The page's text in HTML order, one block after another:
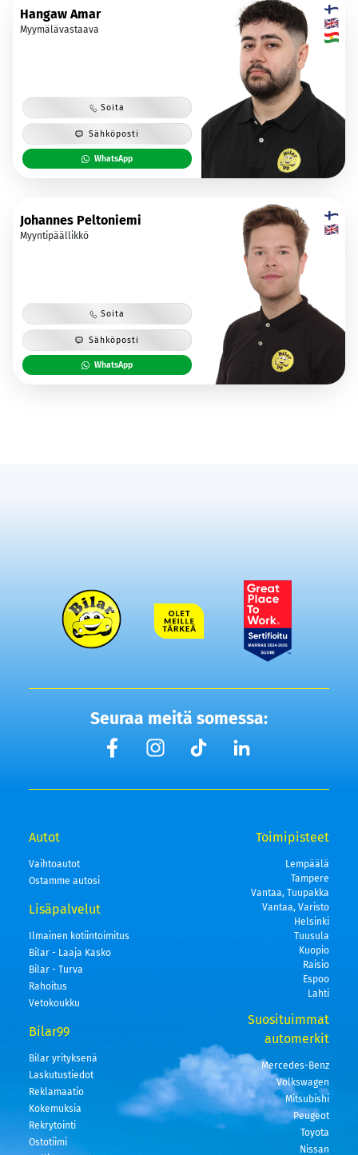
Hangaw Amar
Myymälävastaava
Soita
Sähköposti
WhatsApp
Johannes Peltoniemi
Myyntipäällikkö
Soita
Sähköposti
WhatsApp
Seuraa meitä somessa:
Autot
Vaihtoautot
Ostamme autosi
Lisäpalvelut
Ilmainen kotiintoimitus
Bilar - Laaja Kasko
Bilar - Turva
Rahoitus
Vetokoukku
Bilar99
Bilar yrityksenä
Laskutustiedot
Reklamaatio
Kokemuksia
Rekrytointi
Ostotiimi
Toimipisteet
Lempäälä
Tampere
Vantaa, Tuupakka
Vantaa, Varisto
Helsinki
Tuusula
Kuopio
Raisio
Espoo
Lahti
Suosituimmat
automerkit
Mercedes-Benz
Volkswagen
Mitsubishi
Peugeot
Toyota
Nissan